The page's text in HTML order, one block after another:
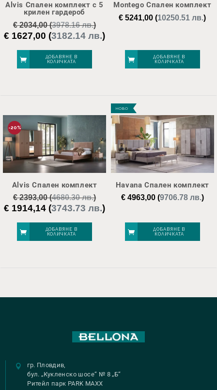
Alvis Спален комплект с 5
крилен гардероб
€2034,00(3978.16 лв.)
Original
was:
€ 2034,00.
€ 1627,00 (3182.14 лв.)Текущата
€ 1627,00.
ДОБАВЯНЕ В
КОЛИЧКАТА
Montego Спален комплект
€ 5241,00 (10250.51 лв.)
ДОБАВЯНЕ В
КОЛИЧКАТА
-20%
Alvis Спален комплект
€2393,00(4680.30 лв.)
Original
was:
€ 2393,00.
€ 1914,14 (3743.73 лв.)Текущата
€ 1914,14.
ДОБАВЯНЕ В
КОЛИЧКАТА
НОВО
Havana Спален комплект
€4963,00(9706.78 лв.)
ДОБАВЯНЕ В
КОЛИЧКАТА
гр. Пловдив,
бул. „Кукленско шосе“ № 8 „Б“
Ритейл парк PARK MAXX